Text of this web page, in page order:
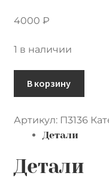
4000 ₽
1 в наличии
товара
из
антикварного
для
В корзину
Артикул: П3136
Детали
Детали